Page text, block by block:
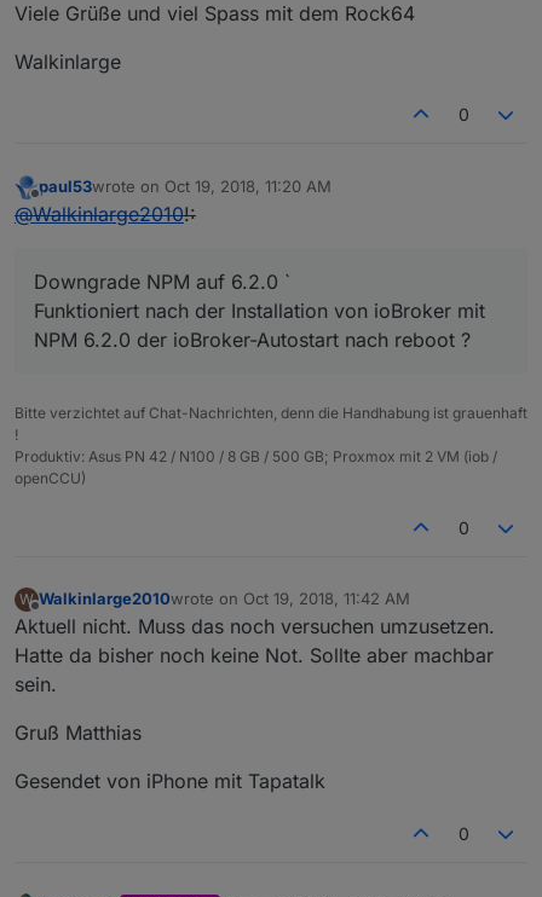
Viele Grüße und viel Spass mit dem Rock64
Walkinlarge
0
Offline
paul53wrote on Oct 19, 2018, 11:20 AM
last edited by
@Walkinlarge2010!:
Downgrade NPM auf 6.2.0 `
Funktioniert nach der Installation von ioBroker mit
NPM 6.2.0 der ioBroker-Autostart nach reboot ?
Bitte verzichtet auf Chat-Nachrichten, denn die Handhabung ist grauenhaft
!
Produktiv: Asus PN 42 / N100 / 8 GB / 500 GB; Proxmox mit 2 VM (iob /
openCCU)
0
W
Offline
Walkinlarge2010wrote on Oct 19, 2018, 11:42 AM
last edited by
Aktuell nicht. Muss das noch versuchen umzusetzen.
Hatte da bisher noch keine Not. Sollte aber machbar
sein.
Gruß Matthias
Gesendet von iPhone mit Tapatalk
0